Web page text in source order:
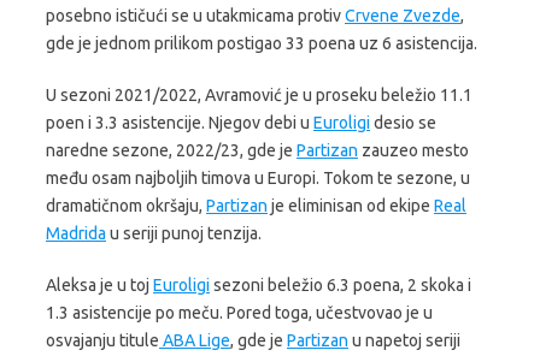
posebno ističući se u utakmicama protivCrvene Zvezde,
gde je jednom prilikom postigao 33 poena uz 6 asistencija.
U sezoni 2021/2022, Avramović je u proseku beležio 11.1
poen i 3.3 asistencije. Njegov debi u Euroligi desio se
naredne sezone, 2022/23, gde je Partizan zauzeo mesto
među osam najboljih timova u Europi. Tokom te sezone, u
dramatičnom okršaju, Partizan je eliminisan od ekipe Real
Madrida u seriji punoj tenzija.
Aleksa je u toj Euroligi sezoni beležio 6.3 poena, 2 skoka i
1.3 asistencije po meču. Pored toga, učestvovao je u
osvajanju titule ABA Lige, gde je Partizan u napetoj seriji